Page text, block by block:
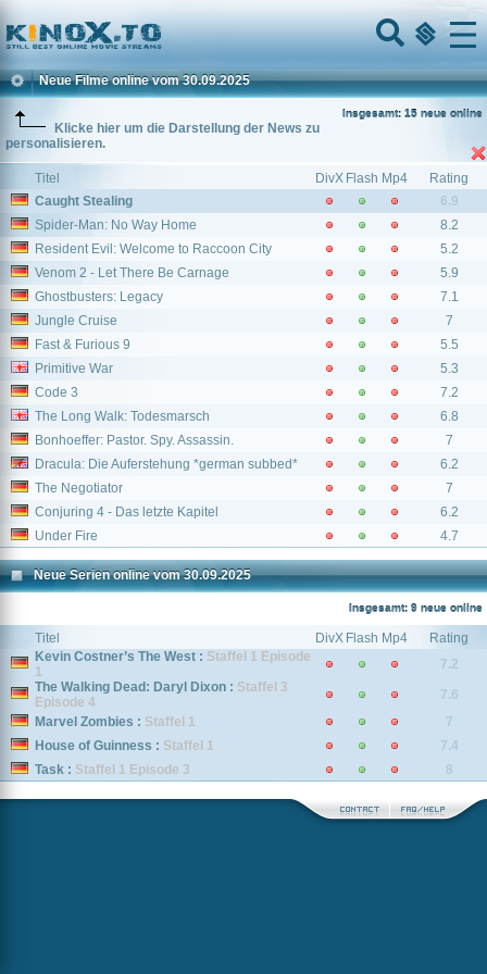
Home
Menu
Neue Filme online vom 30.09.2025
Insgesamt: 15 neue online
Klicke hier um die Darstellung der News zu
personalisieren.
Titel DivX Flash Mp4
Rating
Caught Stealing
6.9
Spider-Man: No Way Home
8.2
Resident Evil: Welcome to Raccoon City
5.2
Venom 2 - Let There Be Carnage
5.9
Ghostbusters: Legacy
7.1
Jungle Cruise
7
Fast & Furious 9
5.5
Primitive War
5.3
Code 3
7.2
The Long Walk: Todesmarsch
6.8
Bonhoeffer: Pastor. Spy. Assassin.
7
Dracula: Die Auferstehung *german subbed*
6.2
The Negotiator
7
Conjuring 4 - Das letzte Kapitel
6.2
Under Fire
4.7
Neue Serien online vom 30.09.2025
Insgesamt: 9 neue online
Titel DivX Flash Mp4
Rating
Kevin Costner’s The West : Staffel 1 Episode
1
7.2
The Walking Dead: Daryl Dixon : Staffel 3
Episode 4
7.6
Marvel Zombies : Staffel 1
7
House of Guinness : Staffel 1
7.4
Task : Staffel 1 Episode 3 8